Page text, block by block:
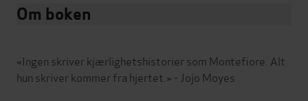
Om boken
«Ingen skriver kjærlighetshistorier som Montefiore. Alt
hun skriver kommer fra hjertet.» - Jojo Moyes